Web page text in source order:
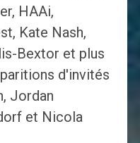
HAAi,
Kate Nash,
Bextor et plus
d'invités
Jordan
et Nicola